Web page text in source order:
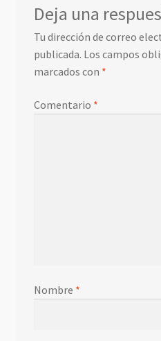
Deja una
Tu dirección de correo
publicada. Los campos
marcados con *
Comentario *
Nombre *